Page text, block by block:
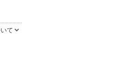
て